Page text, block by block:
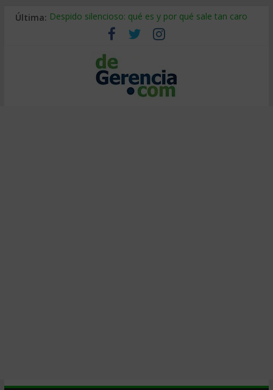
Última: Despido silencioso: qué es y por qué sale tan caro
La economía de Venezuela después del terremoto
Los 8 pasos de Kotter: liderar el cambio sin fracasar
Gestión de proyectos con IA: qué cambia en el oficio
IA y creatividad: cómo evitar que todos piensen igual